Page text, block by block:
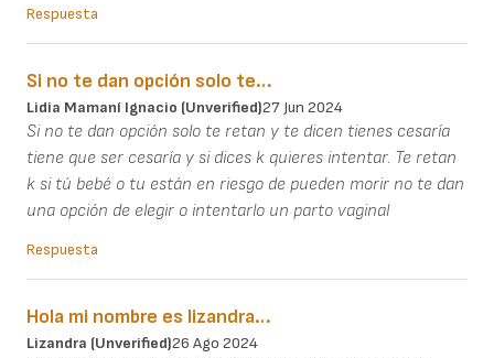
Respuesta
Si no te dan opción solo te…
Lidia Mamaní Ignacio (unverified)27 Jun 2024
Si no te dan opción solo te retan y te dicen tienes cesaría
tiene que ser cesaría y si dices k quieres intentar. Te retan
k si tú bebé o tu están en riesgo de pueden morir no te dan
una opción de elegir o intentarlo un parto vaginal
Respuesta
Hola mi nombre es lizandra…
Lizandra (unverified)26 Ago 2024